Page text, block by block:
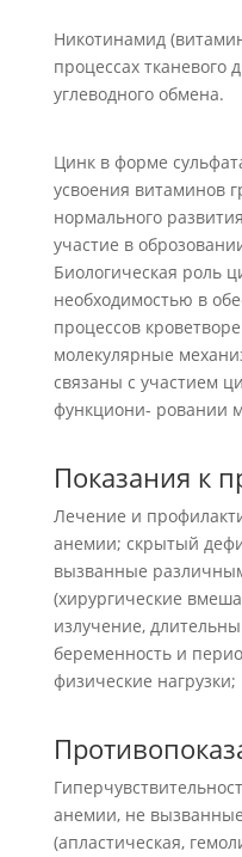
Никотинамид
процессах тканевого
углеводного обмена.
Цинк в форме
усвоения витаминов
нормального
участие в
Биологическая роль
необходимостью в
процессов
молекулярные
связаны с участием
функциони- ровании
Показания к
Лечение и
анемии; скрытый
вызванные
(хирургические
излучение,
беременность и
физические
анемии, не
(апластическая,